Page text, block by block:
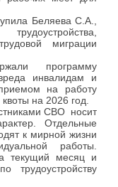
Беляева С.А.,
миграции
программу
инвалидам и
на работу
на 2026 год.
СВО носит
Отдельные
к мирной жизни
работы.
текущий месяц и
трудоустройству